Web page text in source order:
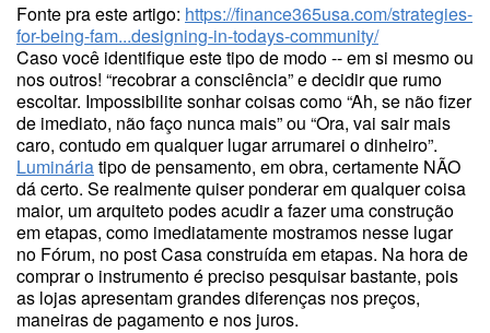
Fonte pra este artigo: https://finance365usa.com/strategies-
for-being-fam...designing-in-todays-community/
Caso você identifique este tipo de modo -- em si mesmo ou
nos outros! “recobrar a consciência” e decidir que rumo
escoltar. Impossibilite sonhar coisas como “Ah, se não fizer
de imediato, não faço nunca mais” ou “Ora, vai sair mais
caro, contudo em qualquer lugar arrumarei o dinheiro”.
Lumináriatipo de pensamento, em obra, certamente NÃO
dá certo. Se realmente quiser ponderar em qualquer coisa
maior, um arquiteto podes acudir a fazer uma construção
em etapas, como imediatamente mostramos nesse lugar
no Fórum, no post Casa construída em etapas. Na hora de
comprar o instrumento é preciso pesquisar bastante, pois
as lojas apresentam grandes diferenças nos preços,
maneiras de pagamento e nos juros.